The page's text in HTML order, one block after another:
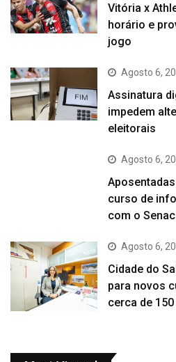
Vitória x
horário e
jogo
Agosto 6,
Assinatura
impedem
eleitorais
Agosto 6,
curso de
com o Senac
Agosto 6,
Cidade do
para novos
cerca de